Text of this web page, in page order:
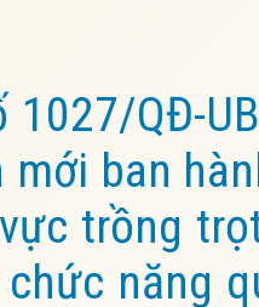
1027/QĐ-
ban
trồng
năng